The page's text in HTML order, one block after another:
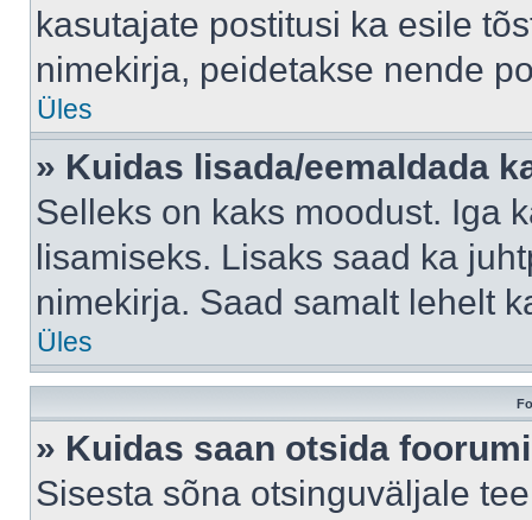
kasutajate postitusi ka esile
nimekirja, peidetakse nende
Üles
» Kuidas lisada/eemaldada
Selleks on kaks moodust. Iga
lisamiseks. Lisaks saad ka
nimekirja. Saad samalt lehelt
Üles
» Kuidas saan otsida
Sisesta sõna otsinguväljale